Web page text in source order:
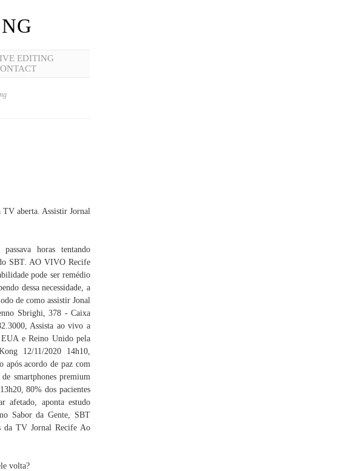
EDITING
TV aberta. Assistir Jornal
horas tentando
SBT. AO VIVO Recife
pode ser remédio
dessa necessidade, a
de como assistir Jonal
Sbrighi, 378 - Caixa
Assista ao vivo a
EUA e Reino Unido pela
12/11/2020 14h10,
após acordo de paz com
smartphones premium
80% dos pacientes
afetado, aponta estudo
Sabor da Gente, SBT
da TV Jornal Recife Ao
volta?